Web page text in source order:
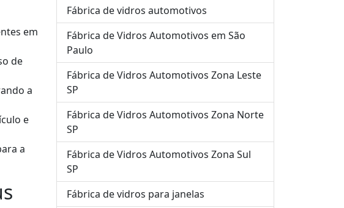
em
de
a
e
a
Fábrica de vidros automotivos
Fábrica de Vidros Automotivos em São
Paulo
Fábrica de Vidros Automotivos Zona Leste
SP
Fábrica de Vidros Automotivos Zona Norte
SP
Fábrica de Vidros Automotivos Zona Sul
SP
Fábrica de vidros para janelas